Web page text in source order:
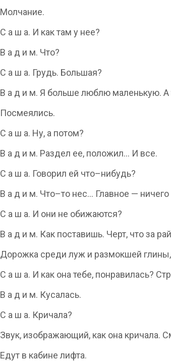
Молчание.
С а ш а. И как там у нее?
В а д и м. Что?
С а ш а. Грудь. Большая?
В а д и м. Я больше люблю маленькую. А
Посмеялись.
С а ш а. Ну, а потом?
В а д и м. Раздел ее, положил… И все.
С а ш а. Говорил ей что–нибудь?
В а д и м. Что–то нес… Главное —
С а ш а. И они не обижаются?
В а д и м. Как поставишь. Черт, что за
Дорожка среди луж и размокшей глины,
С а ш а. И как она тебе, понравилась?
В а д и м. Кусалась.
С а ш а. Кричала?
Звук, изображающий, как она кричала.
Едут в кабине лифта.